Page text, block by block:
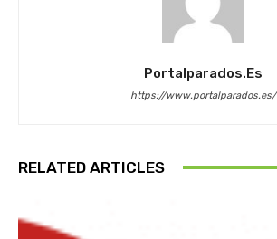
Portalparados.es
https://www.portalparados.es/
RELATED ARTICLES